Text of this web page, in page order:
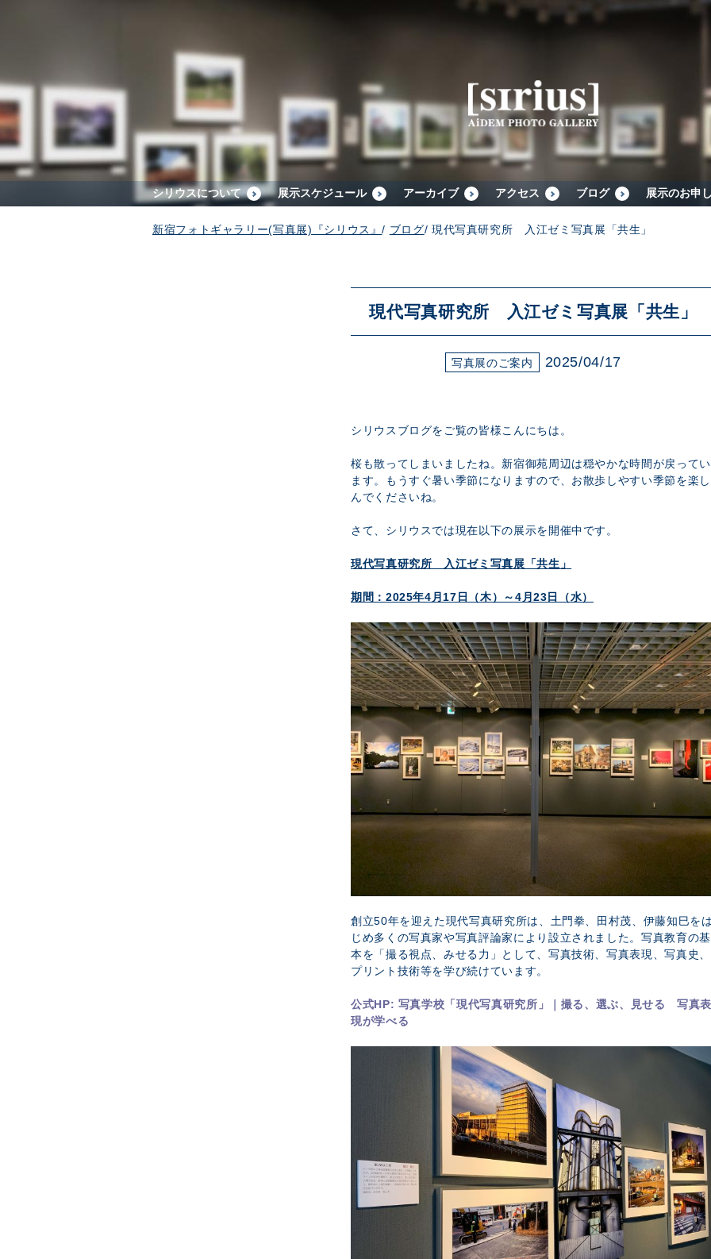
シリウスについて 展示スケジュール アーカイブ アクセス ブログ 展示のお申
新宿フォトギャラリー(写真展)『シリウス』/ ブログ/ 現代写真研究所 入江ゼミ写真展「共生」
現代写真研究所 入江ゼミ写真展「共生」
写真展のご案内 2025/04/17
シリウスブログをご覧の皆様こんにちは。
桜も散ってしまいましたね。新宿御苑周辺は穏やかな時間が戻ってい
ます。もうすぐ暑い季節になりますので、お散歩しやすい季節を楽し
んでくださいね。
さて、シリウスでは現在以下の展示を開催中です。
現代写真研究所 入江ゼミ写真展「共生」
期間：2025年4月17日（木）～4月23日（水）
創立50年を迎えた現代写真研究所は、土門拳、田村茂、伊藤知巳を
じめ多くの写真家や写真評論家により設立されました。写真教育の基
本を「撮る視点、みせる力」として、写真技術、写真表現、写真史、
プリント技術等を学び続けています。
公式HP: 写真学校「現代写真研究所」｜撮る、選ぶ、見せる 写真
現が学べる
展示スケジュール
アーカイブ
ブログ
展示のお申し込み